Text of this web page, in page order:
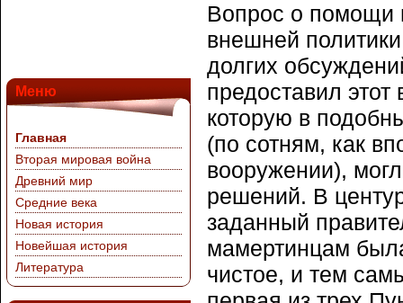
Меню
Главная
Вторая мировая война
Древний мир
Средние века
Новая история
Новейшая история
Литература
Вопрос о помощи
внешней
долгих
предоставил
которую в
(по сотням, как
вооружении),
решений. В
заданный
мамертинцам
чистое, и тем